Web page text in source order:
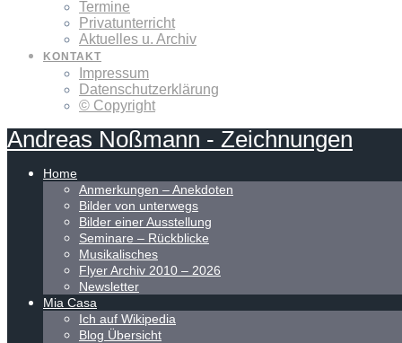
Termine
Privatunterricht
Aktuelles u. Archiv
KONTAKT
Impressum
Datenschutzerklärung
© Copyright
Andreas Noßmann - Zeichnungen
Home
Anmerkungen – Anekdoten
Bilder von unterwegs
Bilder einer Ausstellung
Seminare – Rückblicke
Musikalisches
Flyer Archiv 2010 – 2026
Newsletter
Mia Casa
Ich auf Wikipedia
Blog Übersicht